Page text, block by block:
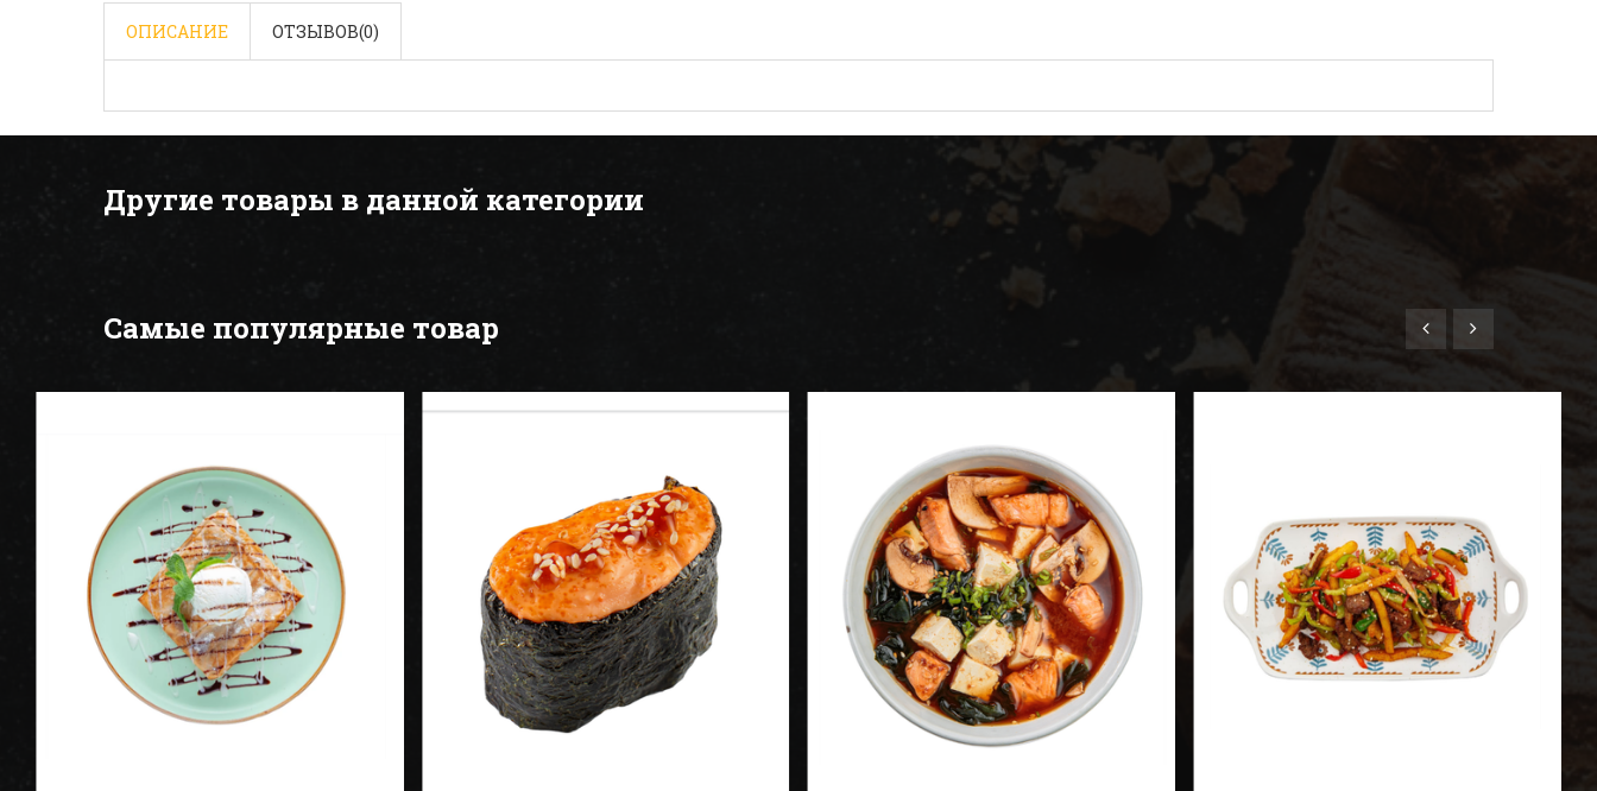
ОПИСАНИЕ ОТЗЫВОВ(0)
Другие товары в данной категории
Самые популярные товар